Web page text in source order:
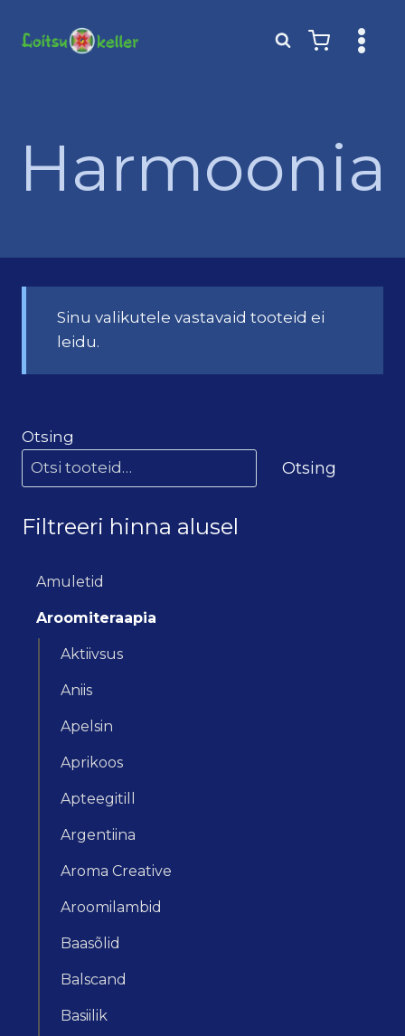
Harmoonia
Sinu valikutele vastavaid tooteid ei
leidu.
Otsing
Otsing
Filtreeri hinna alusel
Amuletid
Aroomiteraapia
Aktiivsus
Aniis
Apelsin
Aprikoos
Apteegitill
Argentiina
Aroma Creative
Aroomilambid
Baasõlid
Balscand
Basiilik